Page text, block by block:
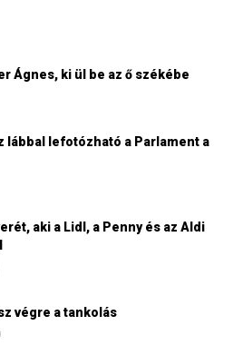
Ágnes, ki ül be az ő székébe
lábbal lefotózható a Parlament a
aki a Lidl, a Penny és az Aldi
végre a tankolás